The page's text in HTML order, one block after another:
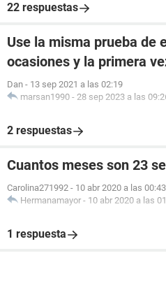
22 respuestas
Use la misma prueba de
ocasiones y la primera
Dan - 13 sep 2021 a las 02:19
marsan1990 - 28 sep 2023 a las
2 respuestas
Cuantos meses son 23
Carolina271992 - 10 abr 2020 a las 00:43
Hermanamayor - 10 abr 2020 a las
1 respuesta